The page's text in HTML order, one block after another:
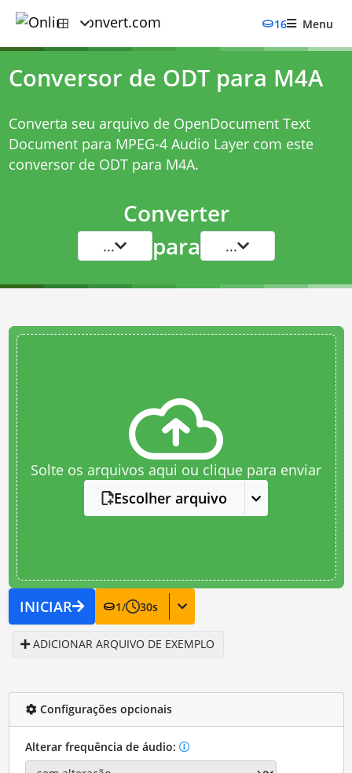
16 Menu
Conversor de ODT para M4A
Converta seu arquivo de OpenDocument Text
Document para MPEG-4 Audio Layer com este
conversor de ODT para M4A.
Converter
... para ...
Solte os arquivos aqui ou clique para enviar
Escolher arquivo
INICIAR 1/ 30s
ADICIONAR ARQUIVO DE EXEMPLO
Configurações opcionais
Alterar frequência de áudio: